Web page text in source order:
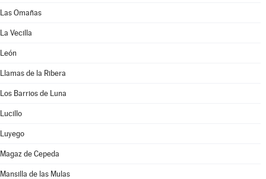
Las Omañas
La Vecilla
León
Llamas de la Ribera
Los Barrios de Luna
Lucillo
Luyego
Magaz de Cepeda
Mansilla de las Mulas